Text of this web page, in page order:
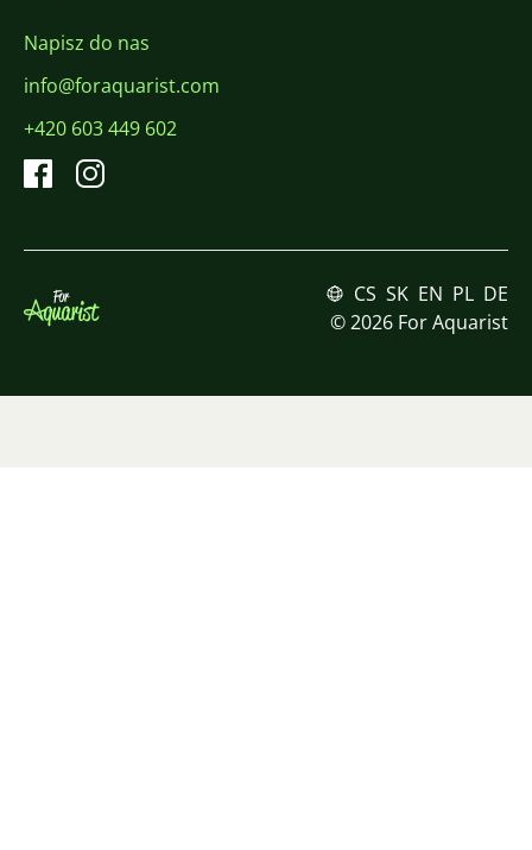
Napisz do nas
info@foraquarist.com
+420 603 449 602
CS SK EN PL DE
© 2026 For Aquarist